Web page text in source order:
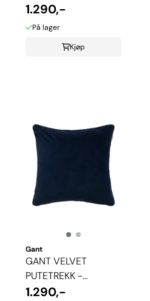
FOREST
1.290,-
På lager
Kjøp
Gant
GANT VELVET
PUTETREKK -
EVENING BLUE
1.290,-